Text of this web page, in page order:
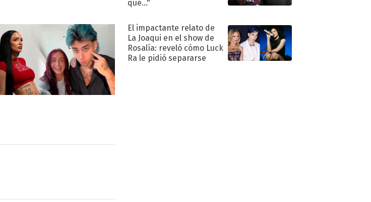
que..."
El impactante relato de
La Joaqui en el show de
Rosalía: reveló cómo Luck
Ra le pidió separarse